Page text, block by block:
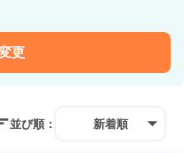
更
並び順： 新着順